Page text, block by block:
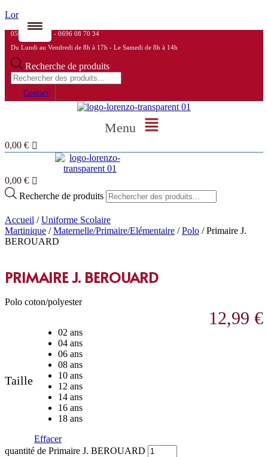
Lorenzo
0596 78 33 17 - 0696 08 70 34
Du Lundi au Vendredi de 8h à 17h - Le Samedi de 8h à 14h
Recherche de produits
Contact
Menu
0,00 €
0,00 €
Recherche de produits
Accueil /Uniforme Scolaire
Martinique /Maternelle/Primaire/Elémentaire /Polo / Primaire J.
BEROUARD
PRIMAIRE J. BEROUARD
12,99 €
Polo coton/polyester
Taille
02 ans
04 ans
06 ans
08 ans
10 ans
12 ans
14 ans
16 ans
18 ans
Effacer
quantité de Primaire J. BEROUARD